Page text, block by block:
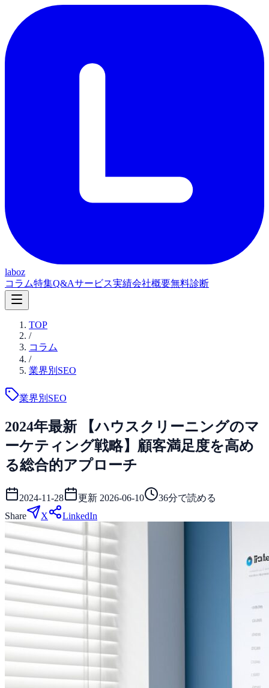
laboz
コラム特集Q&Aサービス実績会社概要無料診断
TOP
/
コラム
/
業界別SEO
業界別SEO
2024年最新 【ハウスクリーニングのマ
ーケティング戦略】顧客満足度を高め
る総合的アプローチ
2024-11-28 更新 2026-06-10 36分で読める
Share
X LinkedIn